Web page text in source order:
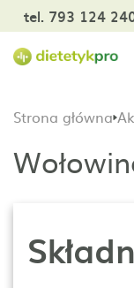
tel. 793 124
Strona główna